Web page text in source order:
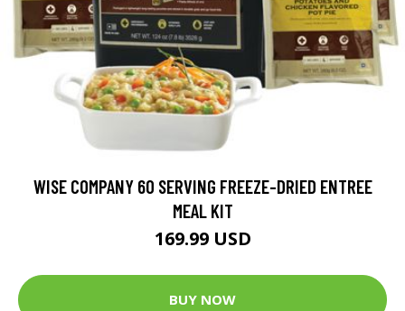
WISE COMPANY 60 SERVING FREEZE-DRIED ENTREE
MEAL KIT
169.99 USD
BUY NOW